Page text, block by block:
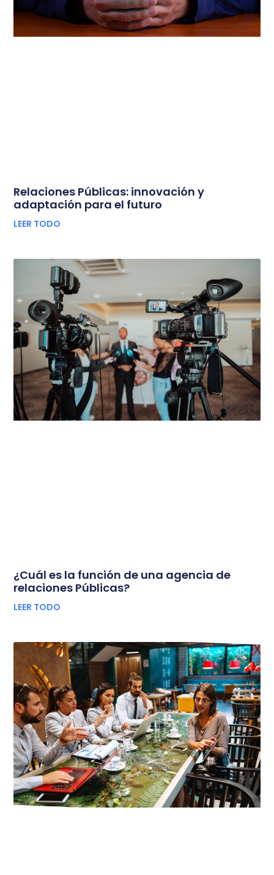
Relaciones Públicas: innovación y
adaptación para el futuro
LEER TODO
¿Cuál es la función de una agencia de
relaciones Públicas?
LEER TODO